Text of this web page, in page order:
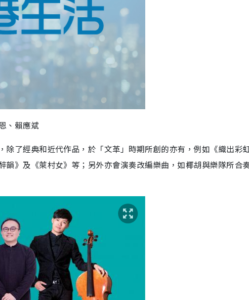
、賴應斌
除了經典和近代作品，於「文革」時期所創的亦有，例如《織出彩
韻》及《萊村女》等；另外亦會演奏改編樂曲，如椰胡與樂隊所合